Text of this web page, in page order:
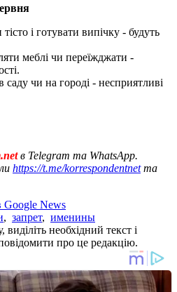
і готувати випічку - будуть
меблі чи переїжджати -
чи на городі - несприятливі
в Telegram та WhatsApp.
https://t.me/korrespondentnetта
Google News
, запрет, именины
необхідний текст і
про це редакцію.